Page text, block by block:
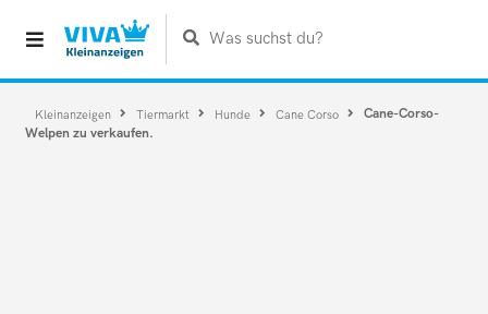
Was suchst du?
Kleinanzeigen Tiermarkt Hunde Cane Corso
Cane-Corso-
Welpen zu verkaufen.